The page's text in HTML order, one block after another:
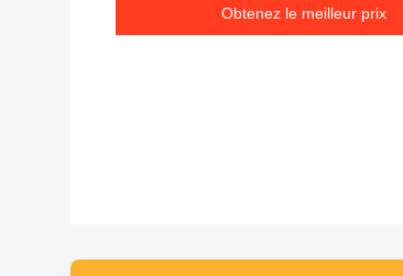
Obtenez le meilleur prix